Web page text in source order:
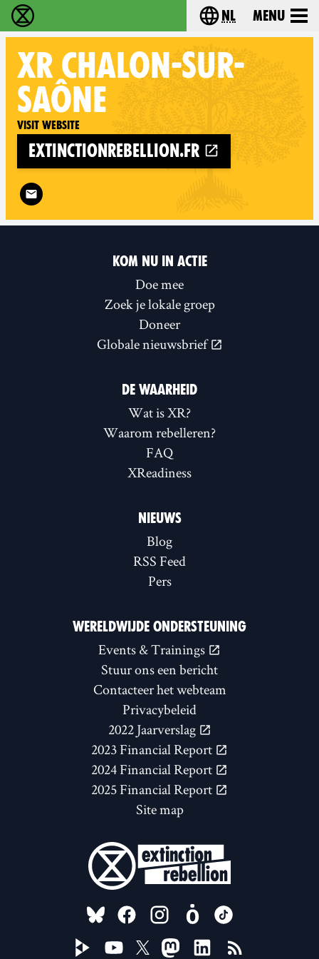
Extinction Rebellion - Home Choose your
nl Menu
XR CHALON-SUR-
SAÔNE
Visit website
extinctionrebellion.fr
Follow XR Chalon-sur-Saône on
KOM NU IN ACTIE
Doe mee
Zoek je lokale groep
Doneer
Globale nieuwsbrief
DE WAARHEID
Wat is XR?
Waarom rebelleren?
FAQ
XReadiness
NIEUWS
Blog
RSS Feed
Pers
WERELDWIJDE ONDERSTEUNING
Events & Trainings
Stuur ons een bericht
Contacteer het webteam
Privacybeleid
2022 Jaarverslag
2023 Financial Report
2024 Financial Report
2025 Financial Report
Site map
FOLLOW US ON